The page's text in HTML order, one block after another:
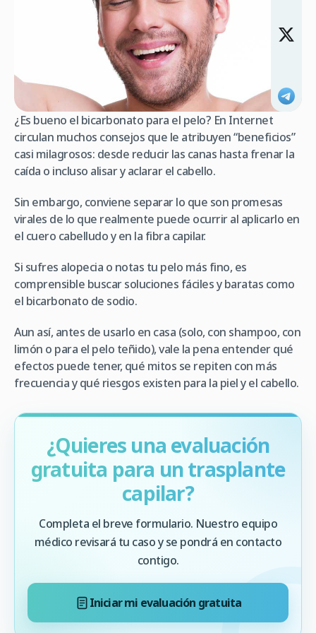
¿Es bueno el bicarbonato para el pelo? En Internet
circulan muchos consejos que le atribuyen “beneficios”
casi milagrosos: desde reducir las canas hasta frenar la
caída o incluso alisar y aclarar el cabello.
Sin embargo, conviene separar lo que son promesas
virales de lo que realmente puede ocurrir al aplicarlo en
el cuero cabelludo y en la fibra capilar.
Si sufres alopecia o notas tu pelo más fino, es
comprensible buscar soluciones fáciles y baratas como
el bicarbonato de sodio.
Aun así, antes de usarlo en casa (solo, con shampoo, con
limón o para el pelo teñido), vale la pena entender qué
efectos puede tener, qué mitos se repiten con más
frecuencia y qué riesgos existen para la piel y el cabello.
¿Quieres una evaluación
gratuita para un trasplante
capilar?
Completa el breve formulario. Nuestro equipo
médico revisará tu caso y se pondrá en contacto
contigo.
Iniciar mi evaluación gratuita